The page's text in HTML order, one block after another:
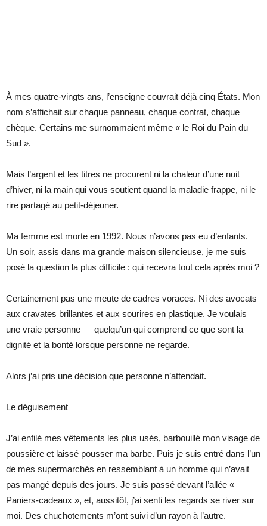
À mes quatre-vingts ans, l’enseigne couvrait déjà cinq États. Mon
nom s’affichait sur chaque panneau, chaque contrat, chaque
chèque. Certains me surnommaient même « le Roi du Pain du
Sud ».
Mais l’argent et les titres ne procurent ni la chaleur d’une nuit
d’hiver, ni la main qui vous soutient quand la maladie frappe, ni le
rire partagé au petit-déjeuner.
Ma femme est morte en 1992. Nous n’avons pas eu d’enfants.
Un soir, assis dans ma grande maison silencieuse, je me suis
posé la question la plus difficile : qui recevra tout cela après moi ?
Certainement pas une meute de cadres voraces. Ni des avocats
aux cravates brillantes et aux sourires en plastique. Je voulais
une vraie personne — quelqu’un qui comprend ce que sont la
dignité et la bonté lorsque personne ne regarde.
Alors j’ai pris une décision que personne n’attendait.
Le déguisement
J’ai enfilé mes vêtements les plus usés, barbouillé mon visage de
poussière et laissé pousser ma barbe. Puis je suis entré dans l’un
de mes supermarchés en ressemblant à un homme qui n’avait
pas mangé depuis des jours. Je suis passé devant l’allée «
Paniers-cadeaux », et, aussitôt, j’ai senti les regards se river sur
moi. Des chuchotements m’ont suivi d’un rayon à l’autre.